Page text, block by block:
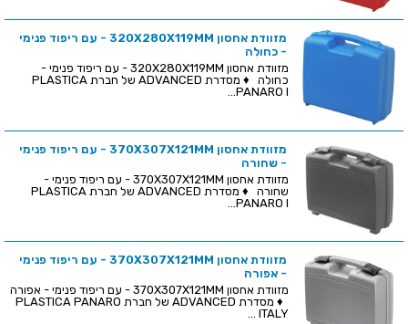
מזוודת אחסון 320X280X119MM - עם ריפוד פנימי
- כחולה
מזוודת אחסון 320X280X119MM - עם ריפוד פנימי -
כחולה ♦ מסדרת ADVANCED של חברת PLASTICA
PANARO I...
מזוודת אחסון 370X307X121MM - עם ריפוד פנימי
- שחורה
מזוודת אחסון 370X307X121MM - עם ריפוד פנימי -
שחורה ♦ מסדרת ADVANCED של חברת PLASTICA
PANARO I...
מזוודת אחסון 370X307X121MM - עם ריפוד פנימי
- אפורה
מזוודת אחסון 370X307X121MM - עם ריפוד פנימי - אפורה
♦ מסדרת ADVANCED של חברת PLASTICA PANARO
ITALY ...